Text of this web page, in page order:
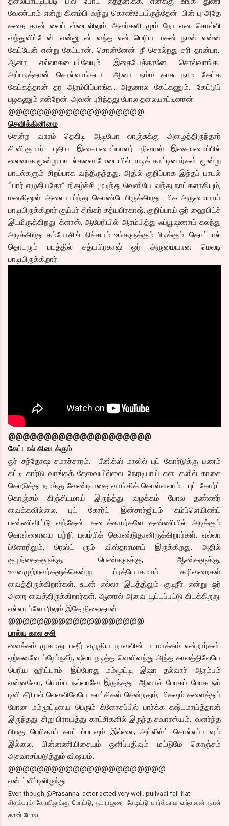
வேண்டாம் என்று கிளம்பி வந்து கொண்டேயிருந்தேன். பின் பு அதே
கதை தான் லைப் ஸ்டைலிலும். அவர்களிடமும் நோ என சொல்லி
வந்துவிட்டேன். என்னுடன் வந்த என் பெரிய மகன் நான் என்ன
கேட்டேன் என்று கேட்டான். சொன்னேன். நீ சொல்றது சரி தான்பா..
ஆனா எல்லாகடையிலேயும் இதையேத்தானே சொல்வாங்க..
அப்படித்தான் சொல்வாங்கடா.. ஆனா நம்ம காசு நாம கேட்க
கேட்கத்தான் தர ஆரம்பிப்பாங்க.. அதனால கேட்கணும்.. கேட்டுப்
பழகணும் என்றேன். அவன் புரிந்தது போல தலையாட்டினான்.
@@@@@@@@@@@@@@@@@@@
செவிக்கினிமை
சென்ற வாரம் தெகிடி ஆடியோ லாஞ்சுக்கு அழைத்திருந்தார்
சி.வி.குமார். புதிய இசையமைப்பாளர் நிவாஸ் இசையமைப்பில்
லைவாக மூன்று பாடல்களை மேடையில் பாடிக் காட்டினார்கள். மூன்று
பாடல்களும் சிறப்பாக வந்திருந்தது. அதில் குறிப்பாக இந்தப் பாடல்
“யார் எழுதியதோ” நிகழ்ச்சி முடிந்து வெளியே வந்து நாட்களாகியும்,
மனதினுள் அலைபாய்ந்து கொண்டேயிருக்கிறது. மிக அருமையாய்
பாடியிருக்கிறார் சூப்பர் சிங்கர் சத்யபிரகாஷ். குறிப்பாய் ஒர் ஹைபிட்ச்
இடமிருக்கிறது. க்ளாஸ். ஆபேரியில் ஆரம்பித்து ஃப்யூஷனாய் கலந்து
அடிக்கிறது கம்போசிங். நிச்சயம் உங்களுக்கும் பிடிக்கும். தொட்டால்
தொடரும் படத்தில் சத்யபிரகாஷ் ஒர் அருமையான மெலடி
பாடியிருக்கிறார்.
@@@@@@@@@@@@@@@@@@@@
கேட்டால் கிடைக்கும்
ஒர் சந்தோஷ சமாச்சாரம். பீனிக்ஸ் மாலில் புட் கோர்டுக்கு பணம்
கட்டி கார்டு வாங்கத் தேவையில்லை. நேரடியாய் கடைகளில் காசை
கொடுத்து நமக்கு வேண்டியதை வாங்கிக் கொள்ளலாம். புட் கோர்ட்
கொஞ்சம் கிஞ்சிடமாய் இருந்த்து. வழக்கம் போல தண்ணீர்
வைக்கவில்லை. புட் கோர்ட் இன்சார்ஜிடம் கம்ப்ளெயிண்ட்
பண்ணிவிட்டு வந்தேன். கடைக்காரர்களே தண்ணியில் அடிக்கும்
கொள்ளையை பற்றி புலம்பிக் கொண்டுதானிருக்கிறார்கள். எல்லா
ப்ளோரிலும், ரெஸ்ட் ரூம் விஸ்தாரமாய் இருக்கிறது. அதில்
குழந்தைகளூக்கு, பெண்களுக்கு, ஆண்களுக்கு,
ஊனமுற்றவர்களுக்கென்று ப்ரத்யோகமாய் கழிவறைகள்
வைத்திருக்கிறார்கள். உடன் எல்லா இடத்திலும் குடிநீர் என்று ஒர்
அறை வைத்திருக்கிறார்கள். ஆனால் அவை பூட்டப்பட்டு கிடக்கிறது.
எல்லா ப்ளோரிலும் இதே நிலைதான்.
@@@@@@@@@@@@@@@@@@@
பால்ய கால சகி
வைக்கம் முகமது பஷீர் எழுதிய நாவலின் படமாக்கம் என்றார்கள்.
ஏற்கனவே ப்ரேம்நசீர், ஷீலா நடித்த வெளிவந்து அந்த காலத்திலேயே
பெரிய ஹிட்டாம். இப்போது மம்மூட்டி, இஷா தல்வார். ஆரம்பம்
என்னவோ, ரொம்ப நல்லாவே இருந்தது. ஆனால் போகப் போக ஒர்
டிவி சீரியல் லெவலிலேயே காட்சிகள் சென்றதும், மிகவும் களைத்துப்
போன மம்மூட்டியை பெரும் க்ளோசப்பில் பார்க்க கஷ்டமாய்த்தான்
இருந்தது. சிறு பிராயத்து காட்சிகளில் இருந்த சுவாரஸ்யம்.. வளர்ந்த
பிறகு பெரிதாய் காட்டப்படவும் இல்லை, அட்லீஸ்ட் சொல்லப்படவும்
இல்லை. பின்னணியிசையும் ஒளிப்பதிவும் மட்டுமே கொஞ்சம்
அசுவாசப்படுத்தும் விஷயம்.
@@@@@@@@@@@@@@@@@@@@@@
என் ட்வீட்டிலிருந்து
Even though @Prasanna_actor acted very well. pulivaal fall flat
சிதம்பரம் கோயிலுக்கு போட்டு, நடராஜரை தேடிட்டு பார்க்காம வந்தவன் நான்
தான் போல..